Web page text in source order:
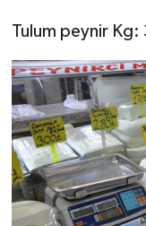
Tulum peynir